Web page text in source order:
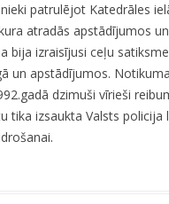
patrulējot Katedrāles
atradās apstādījumos
bija izraisījusi ceļu
un apstādījumos.
dzimuši vīrieši
tika izsaukta Valsts policija